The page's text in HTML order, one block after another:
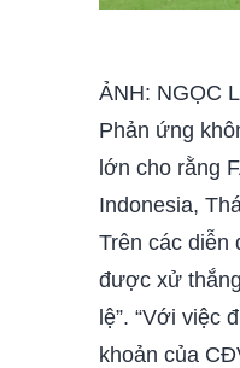
ẢNH: NGỌC
Phản ứng
lớn cho rằng
Indonesia,
Trên các diễn
được xử
lệ”. “Với việc
khoản của